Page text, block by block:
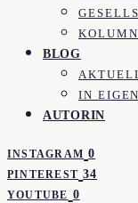
BLOG
IN
AUTORIN
INSTAGRAM 0
PINTEREST 34
YOUTUBE 0